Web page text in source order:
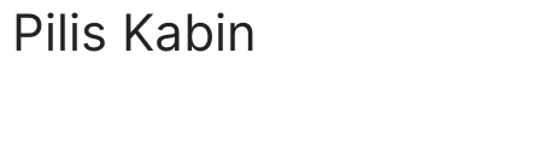
Pilis Kabin